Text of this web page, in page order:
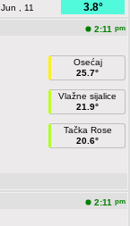
Jun , 11
3.8°
2:11 pm
Osećaj
25.7°
Vlažne sijalice
21.9°
Tačka Rose
20.6°
2:11 pm